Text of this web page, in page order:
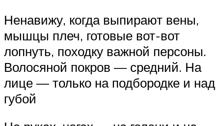
Ненавижу, когда выпирают вены,
мышцы плеч, готовые вот-вот
лопнуть, походку важной персоны.
Волосяной покров — средний. На
лице — только на подбородке и над
губой